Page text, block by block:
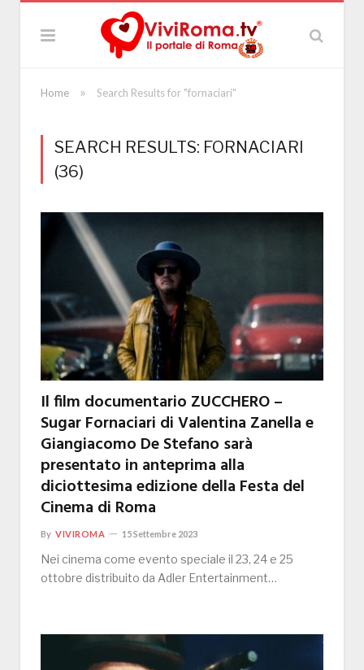
Home » Search Results for "fornaciari"
SEARCH RESULTS: FORNACIARI
(36)
Il film documentario ZUCCHERO –
Sugar Fornaciari di Valentina Zanella e
Giangiacomo De Stefano sarà
presentato in anteprima alla
diciottesima edizione della Festa del
Cinema di Roma
By VIVIROMA 15 Settembre 2023
Nei cinema come evento speciale il 23, 24 e 25
ottobre distribuito da Adler Entertainment…